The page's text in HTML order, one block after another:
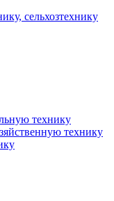
технику
технику